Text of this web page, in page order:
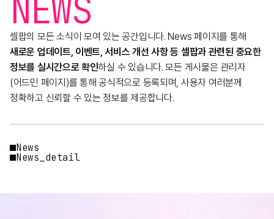
NEWS
셀팝의 모든 소식이 모여 있는 공간입니다. News 페이지를 통해
새로운 업데이트, 이벤트, 서비스 개선 사항 등 셀팝과 관련된 중요한
정보를 실시간으로 확인하실 수 있습니다. 모든 게시물은 관리자
(어드민 페이지)를 통해 공식적으로 등록되며, 사용자 여러분께
정확하고 신뢰할 수 있는 정보를 제공합니다.
News
News_detail